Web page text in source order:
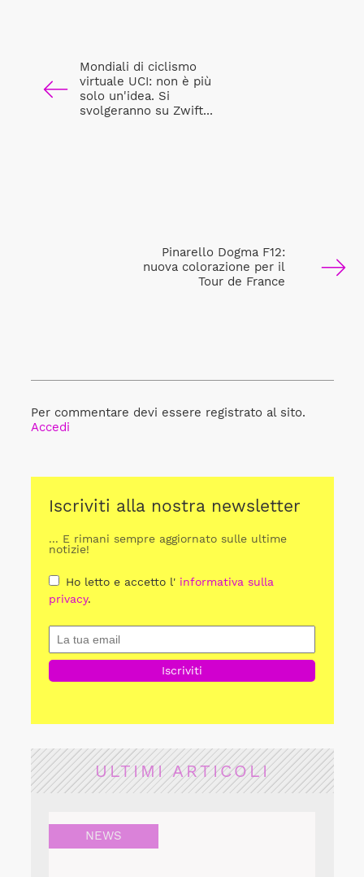
Mondiali di ciclismo
virtuale UCI: non è più
solo un'idea. Si
svolgeranno su Zwift...
Pinarello Dogma F12:
nuova colorazione per il
Tour de France
Per commentare devi essere registrato al sito.
Accedi
Iscriviti alla nostra newsletter
... E rimani sempre aggiornato sulle ultime
notizie!
Ho letto e accetto l' informativa sulla
privacy.
ULTIMI ARTICOLI
NEWS